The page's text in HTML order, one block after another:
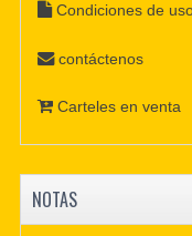
Condiciones de
contáctenos
Carteles en venta
NOTAS